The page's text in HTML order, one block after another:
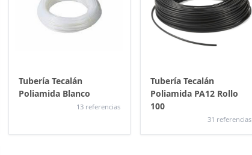
Tubería Tecalán
Poliamida Blanco
13 referencias
Tubería Tecalán
Poliamida PA12 Rollo
100
31 referencias